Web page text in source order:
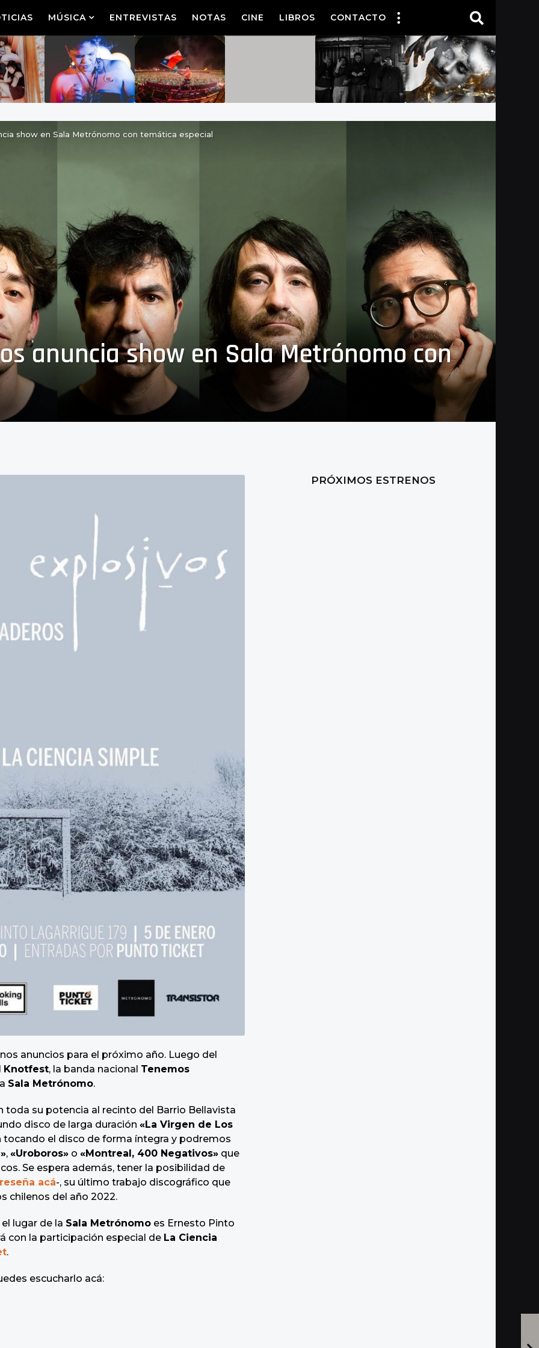
MÚSICA ENTREVISTAS NOTAS CINE LIBROS CONTACTO
show en Sala Metrónomo con temática especial
anuncia show en Sala Metrónomo con
anuncios para el próximo año. Luego del
Knotfest, la banda nacional Tenemos
Sala Metrónomo.
toda su potencia al recinto del Barrio Bellavista
disco de larga duración «La Virgen de Los
tocando el disco de forma íntegra y podremos
, «Uroboros» o «Montreal, 400 Negativos» que
Se espera además, tener la posibilidad de
reseña acá-, su último trabajo discográfico que
chilenos del año 2022.
lugar de la Sala Metrónomo es Ernesto Pinto
con la participación especial de La Ciencia
.
escucharlo acá:
PRÓXIMOS ESTRENOS